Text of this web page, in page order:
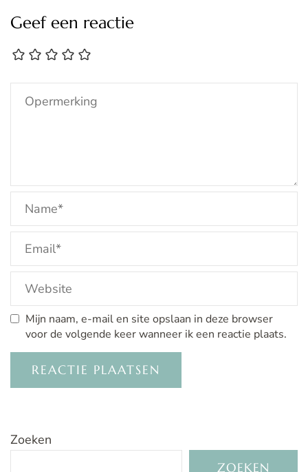
Geef een reactie
Mijn naam, e-mail en site opslaan in deze browser
voor de volgende keer wanneer ik een reactie plaats.
Zoeken
ZOEKEN